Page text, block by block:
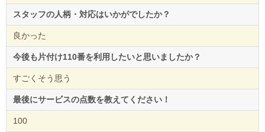
スタッフの人柄・対応はいかがでしたか？
良かった
今後も片付け110番を利用したいと思いましたか？
すごくそう思う
最後にサービスの点数を教えてください！
100